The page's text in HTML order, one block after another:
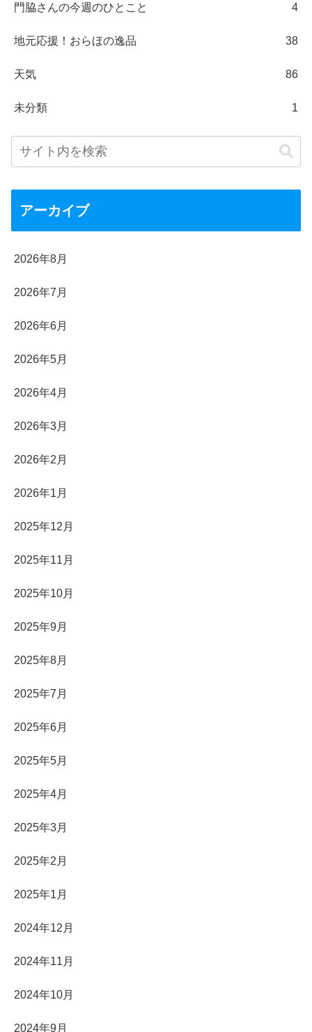
門脇さんの今週のひとこと 4
地元応援！おらほの逸品 38
天気 86
未分類 1
アーカイブ
2026年8月
2026年7月
2026年6月
2026年5月
2026年4月
2026年3月
2026年2月
2026年1月
2025年12月
2025年11月
2025年10月
2025年9月
2025年8月
2025年7月
2025年6月
2025年5月
2025年4月
2025年3月
2025年2月
2025年1月
2024年12月
2024年11月
2024年10月
2024年9月